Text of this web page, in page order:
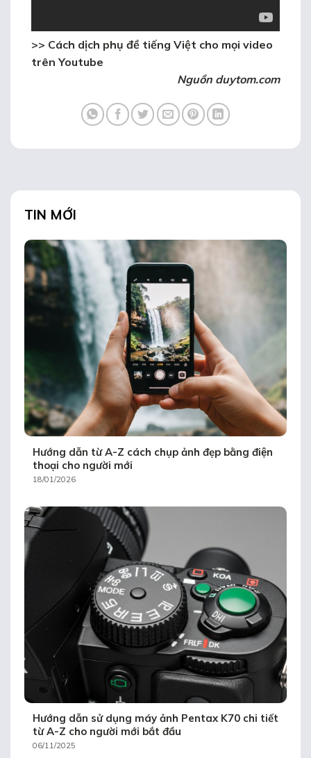
>> Cách dịch phụ đề tiếng Việt cho mọi video
trên Youtube
Nguồn duytom.com
TIN MỚI
Hướng dẫn từ A-Z cách chụp ảnh đẹp bằng điện
thoại cho người mới
18/01/2026
Hướng dẫn sử dụng máy ảnh Pentax K70 chi tiết
từ A-Z cho người mới bắt đầu
06/11/2025